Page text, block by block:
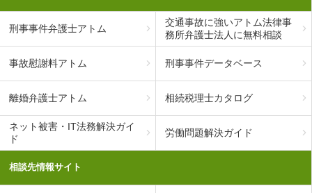
刑事事件弁護士アトム
交通事故に強いアトム法律事
務所弁護士法人に無料相談
事故慰謝料アトム 刑事事件データベース
離婚弁護士アトム 相続税理士カタログ
ネット被害・IT法務解決ガイ
ド
労働問題解決ガイド
相談先情報サイト